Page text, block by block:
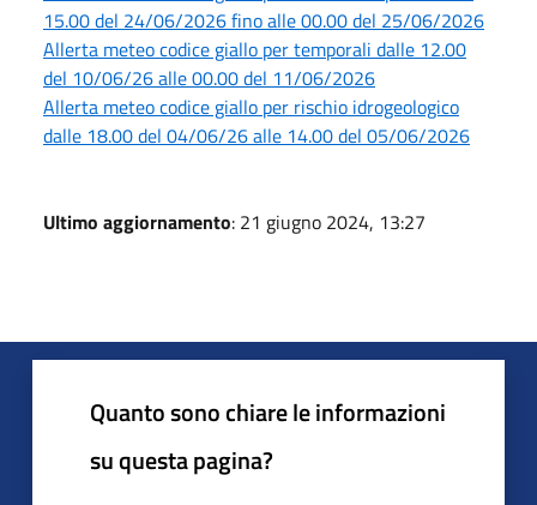
15.00 del 24/06/2026 fino alle 00.00 del 25/06/2026
Allerta meteo codice giallo per temporali dalle 12.00
del 10/06/26 alle 00.00 del 11/06/2026
Allerta meteo codice giallo per rischio idrogeologico
dalle 18.00 del 04/06/26 alle 14.00 del 05/06/2026
Ultimo aggiornamento: 21 giugno 2024, 13:27
Quanto sono chiare le informazioni
su questa pagina?